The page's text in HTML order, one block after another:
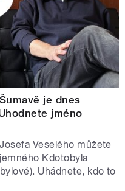
je dnes
jméno
Veselého můžete
Kdotobyla
Uhádnete, kdo to